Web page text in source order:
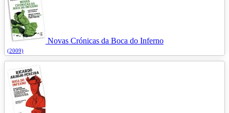
Novas Crónicas da Boca do Inferno
(2009)